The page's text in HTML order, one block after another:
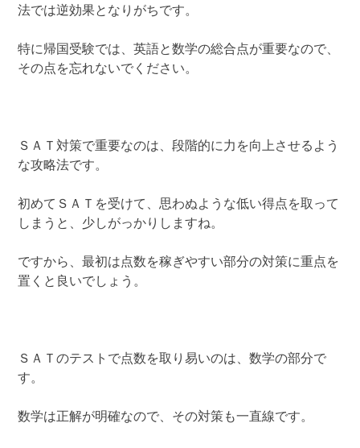
法では逆効果となりがちです。
特に帰国受験では、英語と数学の総合点が重要なので、
その点を忘れないでください。
ＳＡＴ対策で重要なのは、段階的に力を向上させるよう
な攻略法です。
初めてＳＡＴを受けて、思わぬような低い得点を取って
しまうと、少しがっかりしますね。
ですから、最初は点数を稼ぎやすい部分の対策に重点を
置くと良いでしょう。
ＳＡＴのテストで点数を取り易いのは、数学の部分で
す。
数学は正解が明確なので、その対策も一直線です。